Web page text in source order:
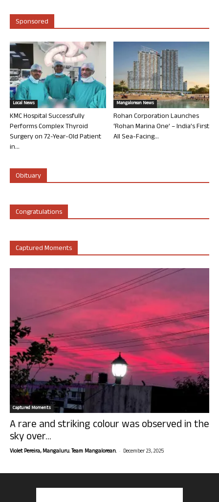
Sponsored
Local News
KMC Hospital Successfully
Performs Complex Thyroid
Surgery on 72-Year-Old Patient
in...
Mangalorean News
Rohan Corporation Launches
‘Rohan Marina One’ – India’s First
All Sea-Facing...
Obituary
Congratulations
Captured Moments
Captured Moments
A rare and striking colour was observed in the
sky over...
Violet Pereira, Mangaluru. Team Mangalorean. - December 23, 2025